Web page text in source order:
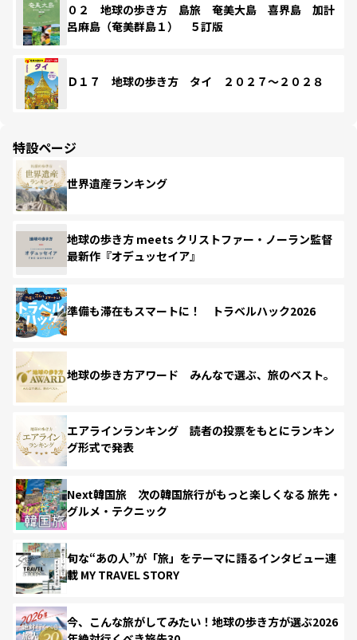
０２ 地球の歩き方 島旅 奄美大島 喜界島 加計
呂麻島（奄美群島１） ５訂版
Ｄ１７ 地球の歩き方 タイ ２０２７～２０２８
特設ページ
世界遺産ランキング
地球の歩き方 meets クリストファー・ノーラン監督
最新作『オデュッセイア』
準備も滞在もスマートに！ トラベルハック2026
地球の歩き方アワード みんなで選ぶ、旅のベスト。
エアラインランキング 読者の投票をもとにランキン
グ形式で発表
Next韓国旅 次の韓国旅行がもっと楽しくなる 旅先・
グルメ・テクニック
旬な“あの人”が「旅」をテーマに語るインタビュー連
載 MY TRAVEL STORY
今、こんな旅がしてみたい！地球の歩き方が選ぶ2026